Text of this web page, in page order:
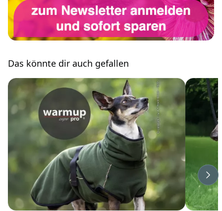
Das könnte dir auch gefallen